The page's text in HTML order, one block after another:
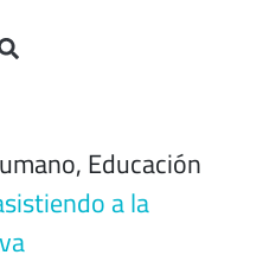
,Educación
a la